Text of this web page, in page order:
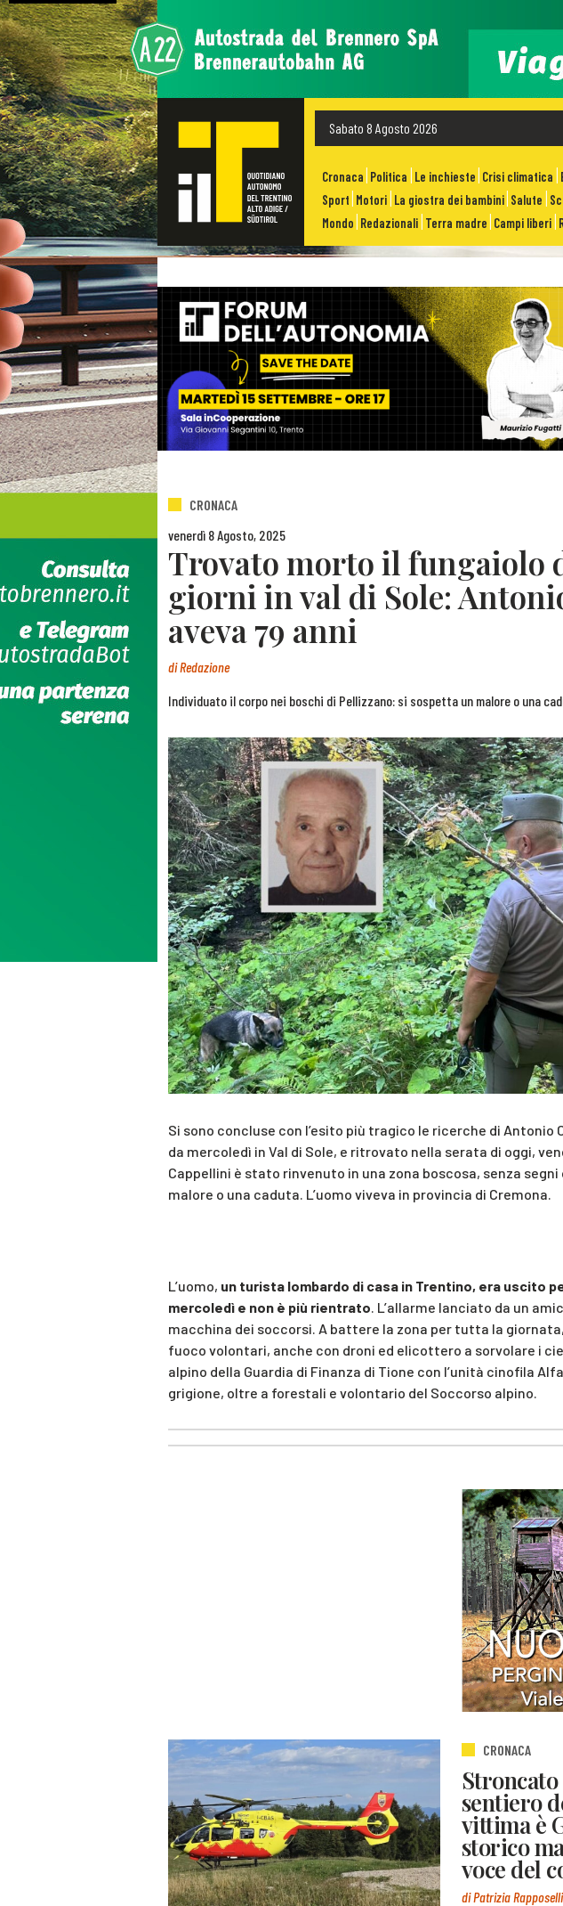
Sabato 8 Agosto 2026
Cronaca Politica Le inchieste Crisi climatica
Sport Motori La giostra dei bambini Salute
Mondo Redazionali Terra madre Campi liberi
CRONACA
venerdì 8 Agosto, 2025
Trovato morto il fungaiolo
giorni in val di Sole:
aveva 79 anni
diRedazione
Individuato il corpo nei boschi di Pellizzano: si sospetta un malore o una
Si sono concluse con l’esito più tragico le ricerche di Antonio
da mercoledì in Val di Sole, e ritrovato nella serata di oggi,
Cappellini è stato rinvenuto in una zona boscosa, senza
malore o una caduta. L’uomo viveva in provincia di Cremona.
L’uomo, un turista lombardo di casa in Trentino, era uscito
mercoledì e non è più rientrato . L’allarme lanciato da un
macchina dei soccorsi. A battere la zona per tutta la
fuoco volontari, anche con droni ed elicottero a sorvolare i
alpino della Guardia di Finanza di Tione con l’unità cinofila
grigione, oltre a forestali e volontario del Soccorso alpino.
CRONACA
sentiero
vittima è
storico
voce del
di Patrizia Rapposelli